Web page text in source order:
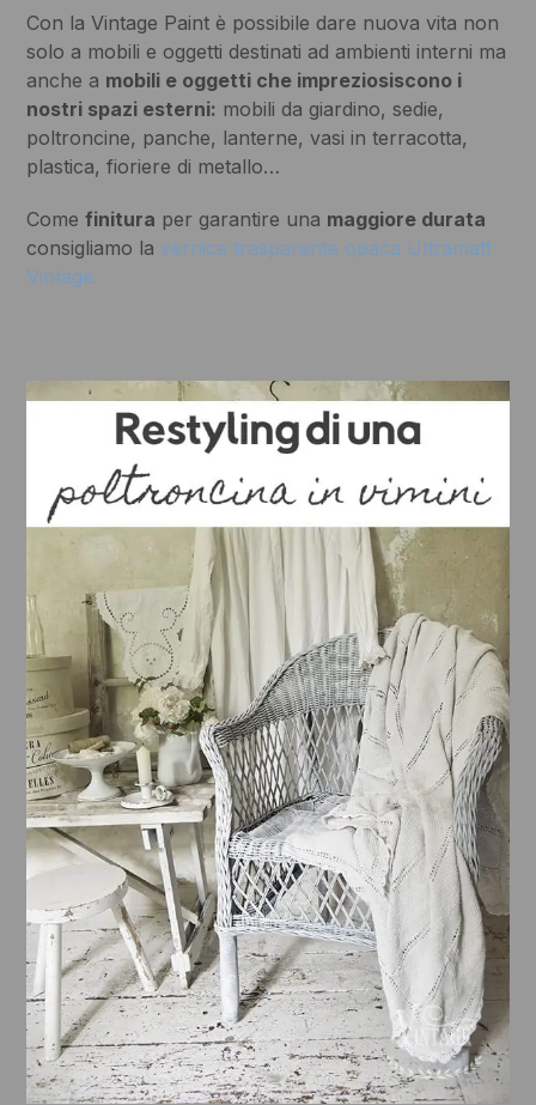
Con la Vintage Paint è possibile dare nuova vita non
solo a mobili e oggetti destinati ad ambienti interni ma
anche a mobili e oggetti che impreziosiscono i
nostri spazi esterni: mobili da giardino, sedie,
poltroncine, panche, lanterne, vasi in terracotta,
plastica, fioriere di metallo…
Comefinitura per garantire una maggiore durata
consigliamo la vernice trasparente opaca Ultramatt
Vintage.